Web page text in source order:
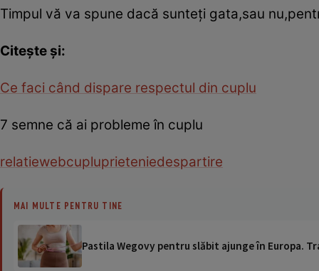
Timpul vă va spune dacă sunteţi gata,sau
Citeşte şi:
Ce faci când dispare respectul din cuplu
7 semne că ai probleme în cuplu
relatiewebcupluprieteniedespartire
MAI MULTE PENTRU TINE
Pastila Wegovy pentru slăbit ajunge în Europa.